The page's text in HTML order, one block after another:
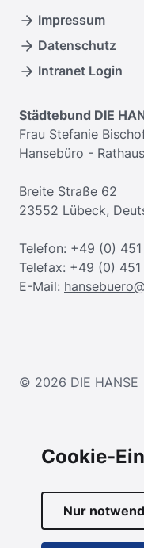
Cookie-
Nur
Impressum
Datenschutz
Intranet Login
Städtebund DIE
Frau Stefanie
Hansebüro - Rathaus
Breite Straße 62
23552 Lübeck,
Telefon: +49 (0)
Telefax: +49 (0)
E-Mail:
© 2026 DIE HANSE